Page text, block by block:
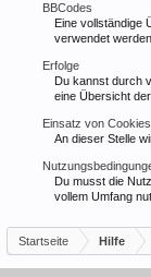
BBCodes
Eine vollständige
verwendet
Erfolge
Du kannst durch
eine Übersicht
Einsatz von Cookies
An dieser Stelle
Du musst die
vollem Umfang
Startseite Hilfe